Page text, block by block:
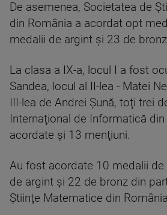
De asemenea, Societatea de
din România a acordat opt
medalii de argint şi 23 de
La clasa a IX-a, locul I a fost
Sandea, locul al II-lea - Matei
III-lea de Andrei Şună, toţi trei
Internaţional de Informatică
acordate şi 13 menţiuni.
Au fost acordate 10 medalii de
de argint şi 22 de bronz din
Ştiinţe Matematice din